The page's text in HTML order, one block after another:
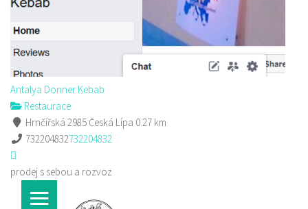
Antalya Donner Kebab
Restaurace
Hrnčířská 2985 Česká Lípa 0.27 km
732204832732204832
prodej s sebou a rozvoz